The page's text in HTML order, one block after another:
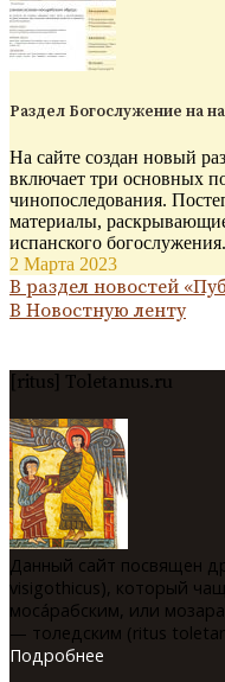
Раздел Богослужение на
На сайте создан новый
включает три основных
чинопоследования.
материалы,
испанского богослужения.
2 Марта 2023
В раздел новостей
В Новостную ленту
[ritus] Toletanus.ru
Данный сайт посвящен
visigothicus), который
мосáрабским, или
— толедским (ritus
Подробнее